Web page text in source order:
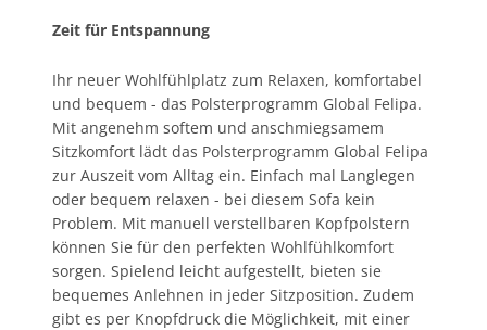
Zeit für Entspannung
Ihr neuer Wohlfühlplatz zum Relaxen, komfortabel
und bequem - das Polsterprogramm Global Felipa.
Mit angenehm softem und anschmiegsamem
Sitzkomfort lädt das Polsterprogramm Global Felipa
zur Auszeit vom Alltag ein. Einfach mal Langlegen
oder bequem relaxen - bei diesem Sofa kein
Problem. Mit manuell verstellbaren Kopfpolstern
können Sie für den perfekten Wohlfühlkomfort
sorgen. Spielend leicht aufgestellt, bieten sie
bequemes Anlehnen in jeder Sitzposition. Zudem
gibt es per Knopfdruck die Möglichkeit, mit einer